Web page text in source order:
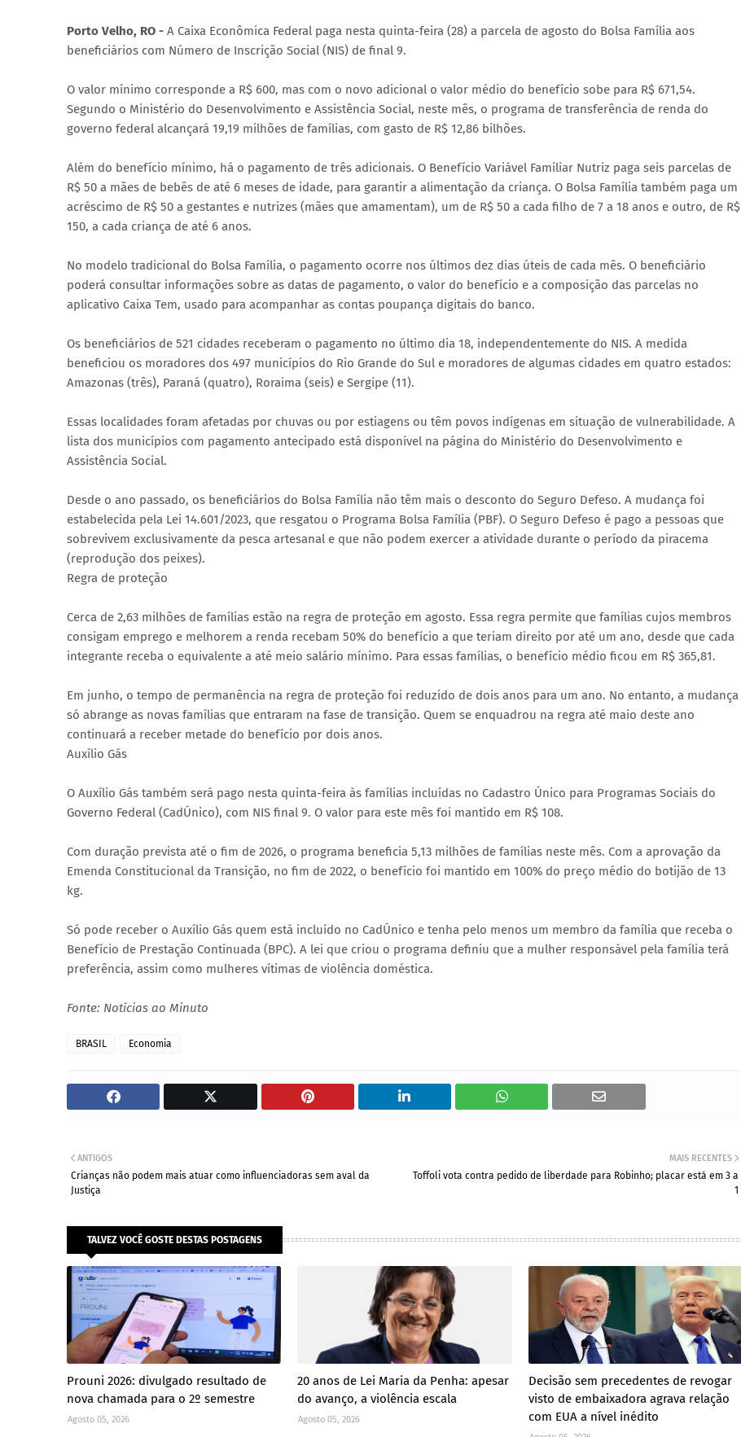
Porto Velho, RO - A Caixa Econômica Federal paga nesta quinta-feira (28) a parcela de agosto do Bolsa Família aos
beneficiários com Número de Inscrição Social (NIS) de final 9.
O valor mínimo corresponde a R$ 600, mas com o novo adicional o valor médio do benefício sobe para R$ 671,54.
Segundo o Ministério do Desenvolvimento e Assistência Social, neste mês, o programa de transferência de renda do
governo federal alcançará 19,19 milhões de famílias, com gasto de R$ 12,86 bilhões.
Além do benefício mínimo, há o pagamento de três adicionais. O Benefício Variável Familiar Nutriz paga seis parcelas de
R$ 50 a mães de bebês de até 6 meses de idade, para garantir a alimentação da criança. O Bolsa Família também paga um
acréscimo de R$ 50 a gestantes e nutrizes (mães que amamentam), um de R$ 50 a cada filho de 7 a 18 anos e outro, de R$
150, a cada criança de até 6 anos.
No modelo tradicional do Bolsa Família, o pagamento ocorre nos últimos dez dias úteis de cada mês. O beneficiário
poderá consultar informações sobre as datas de pagamento, o valor do benefício e a composição das parcelas no
aplicativo Caixa Tem, usado para acompanhar as contas poupança digitais do banco.
Os beneficiários de 521 cidades receberam o pagamento no último dia 18, independentemente do NIS. A medida
beneficiou os moradores dos 497 municípios do Rio Grande do Sul e moradores de algumas cidades em quatro estados:
Amazonas (três), Paraná (quatro), Roraima (seis) e Sergipe (11).
Essas localidades foram afetadas por chuvas ou por estiagens ou têm povos indígenas em situação de vulnerabilidade. A
lista dos municípios com pagamento antecipado está disponível na página do Ministério do Desenvolvimento e
Assistência Social.
Desde o ano passado, os beneficiários do Bolsa Família não têm mais o desconto do Seguro Defeso. A mudança foi
estabelecida pela Lei 14.601/2023, que resgatou o Programa Bolsa Família (PBF). O Seguro Defeso é pago a pessoas que
sobrevivem exclusivamente da pesca artesanal e que não podem exercer a atividade durante o período da piracema
(reprodução dos peixes).
Regra de proteção
Cerca de 2,63 milhões de famílias estão na regra de proteção em agosto. Essa regra permite que famílias cujos membros
consigam emprego e melhorem a renda recebam 50% do benefício a que teriam direito por até um ano, desde que cada
integrante receba o equivalente a até meio salário mínimo. Para essas famílias, o benefício médio ficou em R$ 365,81.
Em junho, o tempo de permanência na regra de proteção foi reduzido de dois anos para um ano. No entanto, a mudança
só abrange as novas famílias que entraram na fase de transição. Quem se enquadrou na regra até maio deste ano
continuará a receber metade do benefício por dois anos.
Auxílio Gás
O Auxílio Gás também será pago nesta quinta-feira às famílias incluídas no Cadastro Único para Programas Sociais do
Governo Federal (CadÚnico), com NIS final 9. O valor para este mês foi mantido em R$ 108.
Com duração prevista até o fim de 2026, o programa beneficia 5,13 milhões de famílias neste mês. Com a aprovação da
Emenda Constitucional da Transição, no fim de 2022, o benefício foi mantido em 100% do preço médio do botijão de 13
kg.
Só pode receber o Auxílio Gás quem está incluído no CadÚnico e tenha pelo menos um membro da família que receba o
Benefício de Prestação Continuada (BPC). A lei que criou o programa definiu que a mulher responsável pela família terá
preferência, assim como mulheres vítimas de violência doméstica.
Fonte: Notícias ao Minuto
BRASIL Economia
MAIS RECENTES
Toffoli vota contra pedido de liberdade para Robinho; placar está em 3 a
1
ANTIGOS
Crianças não podem mais atuar como influenciadoras sem aval da
Justiça
TALVEZ VOCÊ GOSTE DESTAS POSTAGENS
Prouni 2026: divulgado resultado de
nova chamada para o 2º semestre
Agosto 05, 2026
20 anos de Lei Maria da Penha: apesar
do avanço, a violência escala
Agosto 05, 2026
Decisão sem precedentes de revogar
visto de embaixadora agrava relação
com EUA a nível inédito